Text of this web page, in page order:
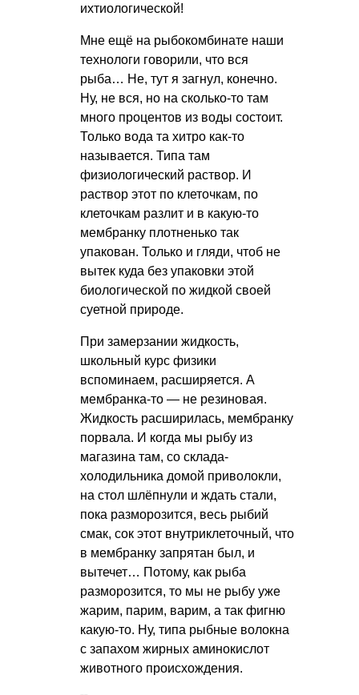
ихтиологической!
Мне ещё на рыбокомбинате наши
технологи говорили, что вся
рыба… Не, тут я загнул, конечно.
Ну, не вся, но на сколько-то там
много процентов из воды состоит.
Только вода та хитро как-то
называется. Типа там
физиологический раствор. И
раствор этот по клеточкам, по
клеточкам разлит и в какую-то
мембранку плотненько так
упакован. Только и гляди, чтоб не
вытек куда без упаковки этой
биологической по жидкой своей
суетной природе.
При замерзании жидкость,
школьный курс физики
вспоминаем, расширяется. А
мембранка-то — не резиновая.
Жидкость расширилась, мембранку
порвала. И когда мы рыбу из
магазина там, со склада-
холодильника домой приволокли,
на стол шлёпнули и ждать стали,
пока разморозится, весь рыбий
смак, сок этот внутриклеточный, что
в мембранку запрятан был, и
вытечет… Потому, как рыба
разморозится, то мы не рыбу уже
жарим, парим, варим, а так фигню
какую-то. Ну, типа рыбные волокна
с запахом жирных аминокислот
животного происхождения.